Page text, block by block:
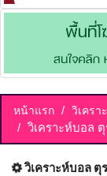
หน้าแรก วิเครา
วิเคราะห์บอล
วิเคราะห์บอล ตุ